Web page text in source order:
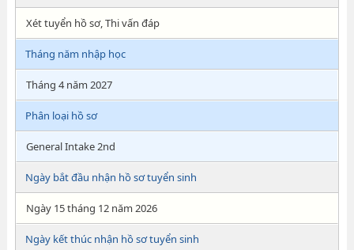
Xét tuyển hồ sơ, Thi vấn đáp
Tháng năm nhập học
Tháng 4 năm 2027
Phân loại hồ sơ
General Intake 2nd
Ngày bắt đầu nhận hồ sơ tuyển sinh
Ngày 15 tháng 12 năm 2026
Ngày kết thúc nhận hồ sơ tuyển sinh